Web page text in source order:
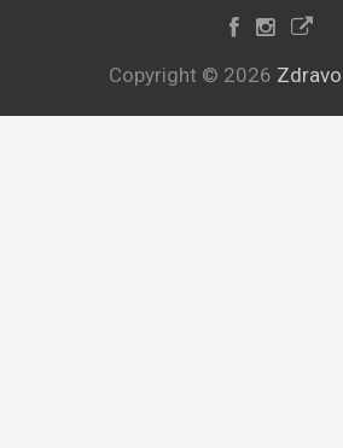
Copyright © 2026